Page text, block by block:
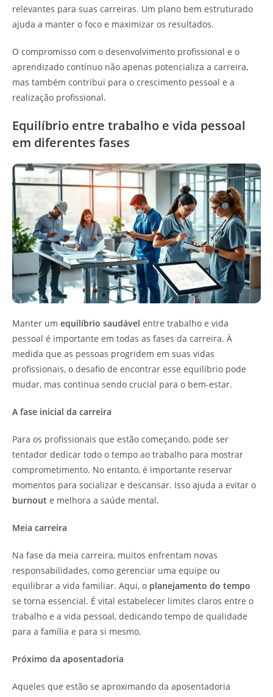
relevantes para suas carreiras. Um plano bem estruturado
ajuda a manter o foco e maximizar os resultados.
O compromisso com o desenvolvimento profissional e o
aprendizado contínuo não apenas potencializa a carreira,
mas também contribui para o crescimento pessoal e a
realização profissional.
Equilíbrio entre trabalho e vida pessoal
em diferentes fases
Manter um equilíbrio saudável entre trabalho e vida
pessoal é importante em todas as fases da carreira. À
medida que as pessoas progridem em suas vidas
profissionais, o desafio de encontrar esse equilíbrio pode
mudar, mas continua sendo crucial para o bem-estar.
A fase inicial da carreira
Para os profissionais que estão começando, pode ser
tentador dedicar todo o tempo ao trabalho para mostrar
comprometimento. No entanto, é importante reservar
momentos para socializar e descansar. Isso ajuda a evitar o
burnout e melhora a saúde mental.
Meia carreira
Na fase da meia carreira, muitos enfrentam novas
responsabilidades, como gerenciar uma equipe ou
equilibrar a vida familiar. Aqui, o planejamento do tempo
se torna essencial. É vital estabelecer limites claros entre o
trabalho e a vida pessoal, dedicando tempo de qualidade
para a família e para si mesmo.
Próximo da aposentadoria
Aqueles que estão se aproximando da aposentadoria